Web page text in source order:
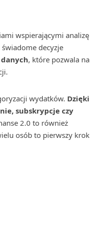
wspierającymi analizę
decyzje
, które pozwala na
wydatków. Dzięki
subskrypcje czy
2.0 to również
osób to pierwszy krok